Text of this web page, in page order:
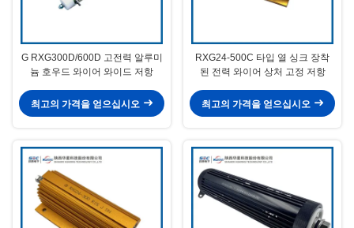
G RXG300D/600D 고전력 알루미
늄 호우드 와이어 와이드 저항
최고의 가격을 얻으십시오
RXG24-500C 타입 열 싱크 장착
된 전력 와이어 상처 고정 저항
최고의 가격을 얻으십시오